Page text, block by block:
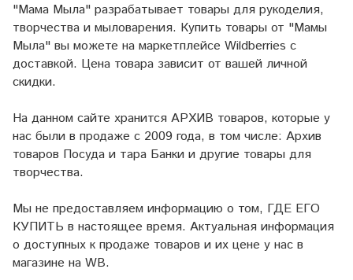
"Мама Мыла" разрабатывает товары для рукоделия,
творчества и мыловарения. Купить товары от "Мамы
Мыла" вы можете на маркетплейсе Wildberries с
доставкой. Цена товара зависит от вашей личной
скидки.
На данном сайте хранится АРХИВ товаров, которые у
нас были в продаже с 2009 года, в том числе: Архив
товаров Посуда и тара Банки и другие товары для
творчества.
Мы не предоставляем информацию о том, ГДЕ ЕГО
КУПИТЬ в настоящее время. Актуальная информация
о доступных к продаже товаров и их цене у нас в
магазине на WB.